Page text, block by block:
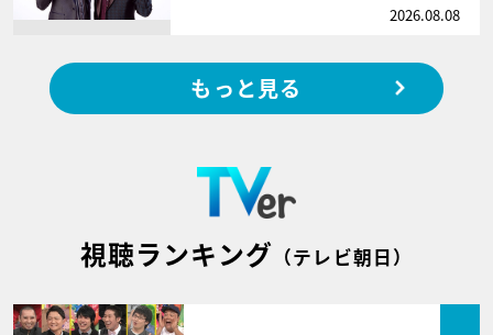
2026.08.08
もっと見る
視聴ランキング （テレビ朝日）